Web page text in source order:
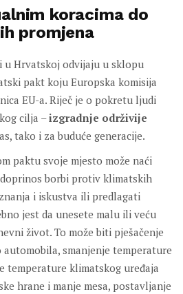
koracima do
promjena
u Hrvatskoj odvijaju u sklopu
pakt koju Europska komisija
EU-a. Riječ je o pokretu ljudi
cilja –izgradnje održivije
tako i za buduće generacije.
paktu svoje mjesto može naći
borbi protiv klimatskih
i iskustva ili predlagati
jest da unesete malu ili veću
život. To može biti pješačenje
smanjenje temperature
temperature klimatskog uređaja
hrane i manje mesa, postavljanje